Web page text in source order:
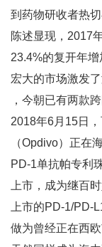
到药物研收者热
陈述显现，2017
23.4%的复开年增
宏大的市场激发
，今朝已有两款
2018年6月15日
（Opdivo）正在
PD-1单抗帕专利
上市，成为继百
上市的PD-1/PD-
做为曾经正在西